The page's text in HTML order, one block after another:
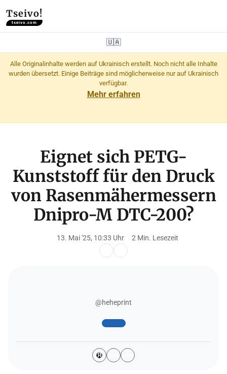
Tseivo!
tseivo.com
🇺🇦
Alle Originalinhalte werden auf Ukrainisch erstellt. Noch nicht alle Inhalte
wurden übersetzt. Einige Beiträge sind möglicherweise nur auf Ukrainisch
verfügbar.
Mehr erfahren
Eignet sich PETG-
Kunststoff für den Druck
von Rasenmähermessern
Dnipro-M DTC-200?
13. Mai '25, 10:33 Uhr 2 Min. Lesezeit
@heheprint
Я